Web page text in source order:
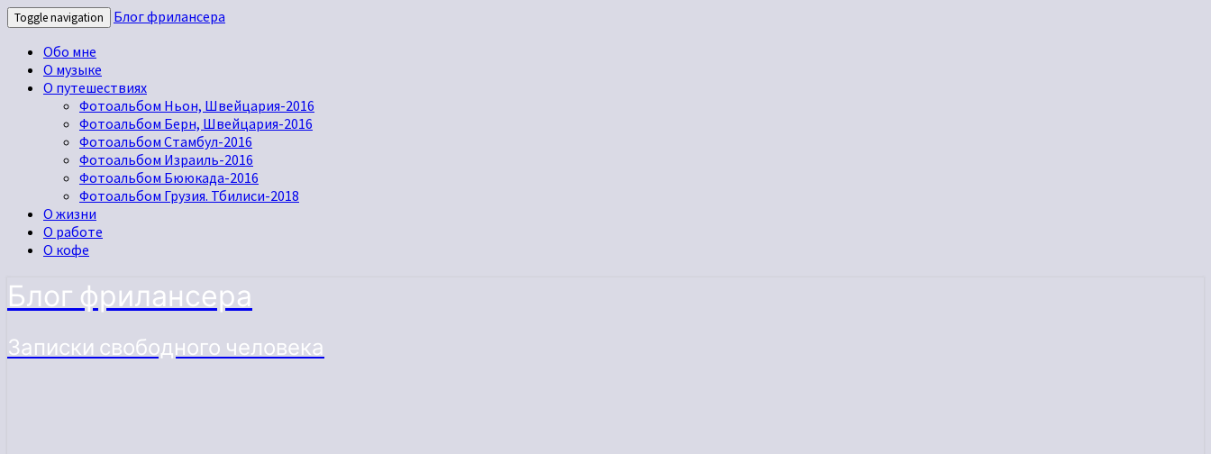
Toggle navigation
Блог фрилансера
Обо мне
О музыке
О путешествиях
Фотоальбом Ньон, Швейцария-2016
Фотоальбом Берн, Швейцария-2016
Фотоальбом Стамбул-2016
Фотоальбом Израиль-2016
Фотоальбом Бююкада-2016
Фотоальбом Грузия. Тбилиси-2018
О жизни
О работе
О кофе
Блог фрилансера
Записки свободного человека